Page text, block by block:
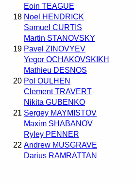
18
Eoin TEAGUE
Noel HENDRICK
Samuel CURTIS
19
Martin STANOVSKY
Pavel ZINOVYEV
Yegor OCHAKOVSKIKH
20
Mathieu DESNOS
Pol OULHEN
Clement TRAVERT
21
Nikita GUBENKO
Sergey MAYMISTOV
Maxim SHABANOV
22
Ryley PENNER
Andrew MUSGRAVE
Darius RAMRATTAN